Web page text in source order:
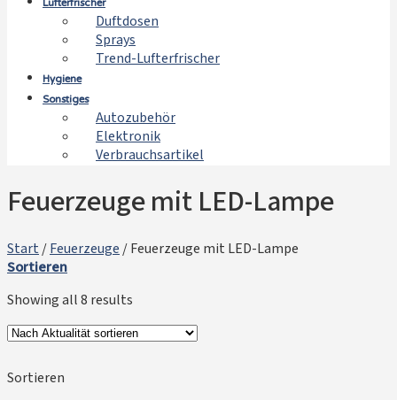
Duftdosen
Sprays
Trend-Lufterfrischer
Hygiene
Sonstiges
Autozubehör
Elektronik
Verbrauchsartikel
Feuerzeuge mit LED-Lampe
Start/Feuerzeuge /Feuerzeuge mit LED-Lampe
Sortieren
Showing all 8 results
Sortieren